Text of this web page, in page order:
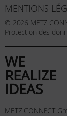
MENTIONS
© 2026 METZ
Protection des
WE
REALIZE
IDEAS
METZ CONNECT